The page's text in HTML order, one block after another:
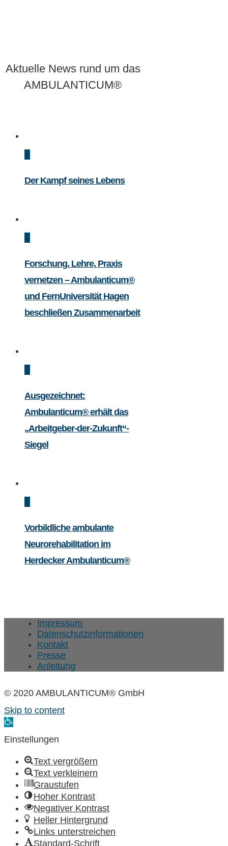
Aktuelle News rund um das
AMBULANTICUM®
Der Kampf seines Lebens
Forschung, Lehre, Praxis
vernetzen – Ambulanticum®
und FernUniversität Hagen
beschließen Zusammenarbeit
Ausgezeichnet:
Ambulanticum® erhält das
„Arbeitgeber-der-Zukunft“-
Siegel
Vorbildliche ambulante
Neurorehabilitation im
Herdecker Ambulanticum®
Impressum
Datenschutzinformationen
Kontakt
Presse
Anleitung
© 2020 AMBULANTICUM® GmbH
Skip to content
Open
Einstellungen
Text vergrößern
Text verkleinern
Graustufen
Hoher Kontrast
Negativer Kontrast
Heller Hintergrund
Links unterstreichen
Standard-Schrift